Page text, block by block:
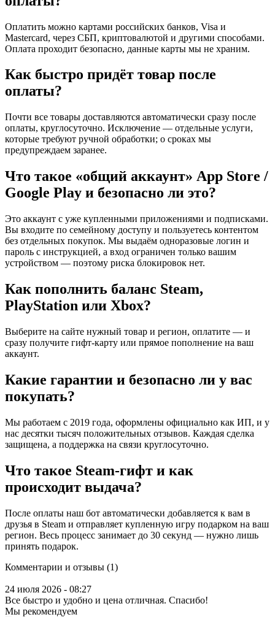
Оплатить можно картами российских банков, Visa и
Mastercard, через СБП, криптовалютой и другими способами.
Оплата проходит безопасно, данные карты мы не храним.
Как быстро придёт товар после
оплаты?
Почти все товары доставляются автоматически сразу после
оплаты, круглосуточно. Исключение — отдельные услуги,
которые требуют ручной обработки; о сроках мы
предупреждаем заранее.
Что такое «общий аккаунт» App Store /
Google Play и безопасно ли это?
Это аккаунт с уже купленными приложениями и подписками.
Вы входите по семейному доступу и пользуетесь контентом
без отдельных покупок. Мы выдаём одноразовые логин и
пароль с инструкцией, а вход ограничен только вашим
устройством — поэтому риска блокировок нет.
Как пополнить баланс Steam,
PlayStation или Xbox?
Выберите на сайте нужный товар и регион, оплатите — и
сразу получите гифт-карту или прямое пополнение на ваш
аккаунт.
Какие гарантии и безопасно ли у вас
покупать?
Мы работаем с 2019 года, оформлены официально как ИП, и у
нас десятки тысяч положительных отзывов. Каждая сделка
защищена, а поддержка на связи круглосуточно.
Что такое Steam-гифт и как
происходит выдача?
После оплаты наш бот автоматически добавляется к вам в
друзья в Steam и отправляет купленную игру подарком на ваш
регион. Весь процесс занимает до 30 секунд — нужно лишь
принять подарок.
Комментарии и отзывы (1)
24 июля 2026 - 08:27
Все быстро и удобно и цена отличная. Спасибо!
Мы рекомендуем